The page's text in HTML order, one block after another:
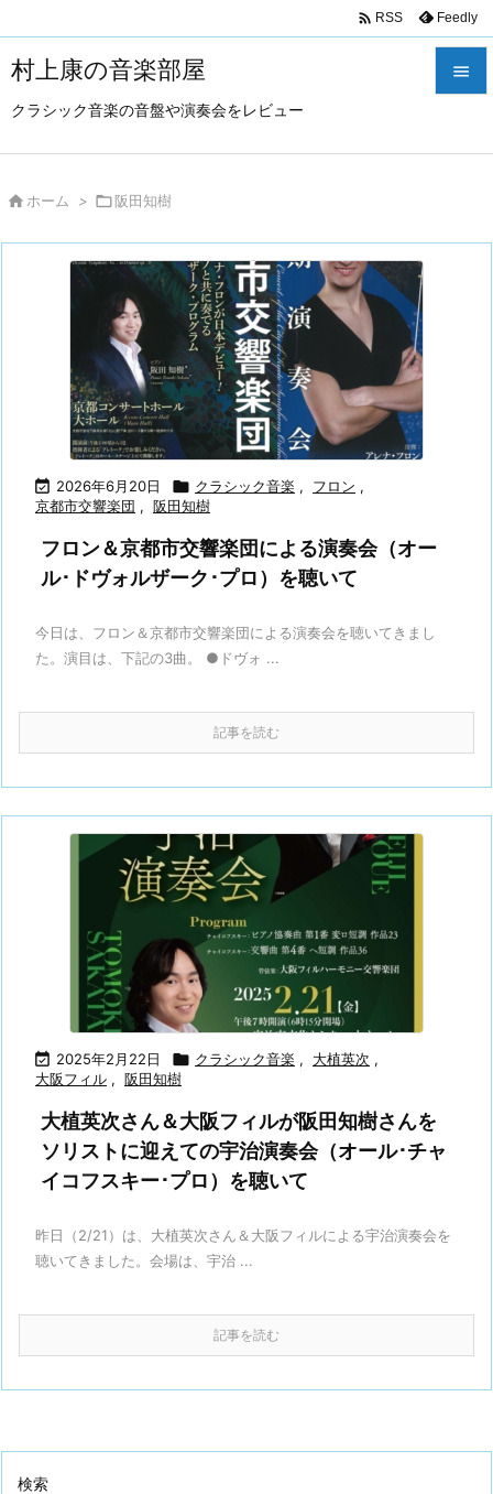
村上康の音楽部屋
クラシック音楽の音盤や演奏会をレビュー

 RSS Feedly
 ホーム > 阪田知樹
 2026年6月20日  クラシック音楽 , フロン ,
京都市交響楽団 , 阪田知樹
フロン＆京都市交響楽団による演奏会（オー
ル･ドヴォルザーク･プロ）を聴いて
今日は、フロン＆京都市交響楽団による演奏会を聴いてきまし
た。演目は、下記の3曲。 ●ドヴォ ...
記事を読む
 2025年2月22日  クラシック音楽 , 大植英次 ,
大阪フィル , 阪田知樹
大植英次さん＆大阪フィルが阪田知樹さんを
ソリストに迎えての宇治演奏会（オール･チャ
イコフスキー･プロ）を聴いて
昨日（2/21）は、大植英次さん＆大阪フィルによる宇治演奏会を
聴いてきました。会場は、宇治 ...
記事を読む
検索